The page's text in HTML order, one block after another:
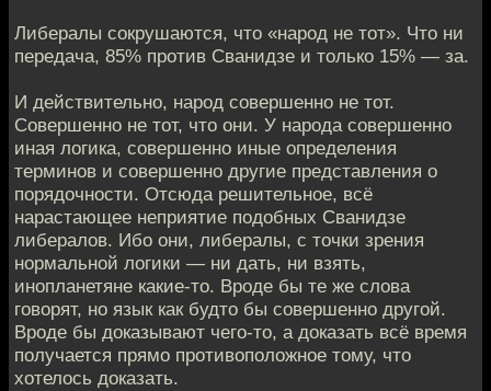
Либералы сокрушаются, что «народ не тот». Что ни
передача, 85% против Сванидзе и только 15% — за.
И действительно, народ совершенно не тот.
Совершенно не тот, что они. У народа совершенно
иная логика, совершенно иные определения
терминов и совершенно другие представления о
порядочности. Отсюда решительное, всё
нарастающее неприятие подобных Сванидзе
либералов. Ибо они, либералы, с точки зрения
нормальной логики — ни дать, ни взять,
инопланетяне какие-то. Вроде бы те же слова
говорят, но язык как будто бы совершенно другой.
Вроде бы доказывают чего-то, а доказать всё время
получается прямо противоположное тому, что
хотелось доказать.